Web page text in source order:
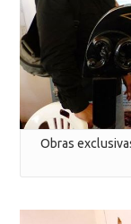
Obras